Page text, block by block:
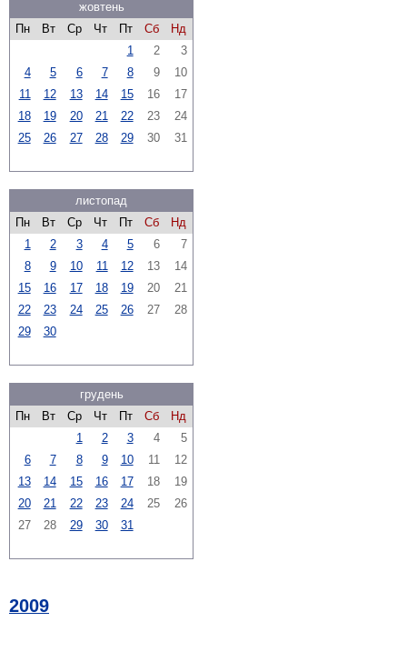
жовтень
Пн
Вт Ср Чт Пт Сб
Нд
1
2
3
4
5 6 7 8 9
10
11
12 13 14 15 16
17
18
19 20 21 22 23
24
25
26 27 28 29 30 31
листопад
Пн
Вт Ср Чт Пт Сб
Нд
1
2 3 4 5 6
7
8
9 10 11 12 13
14
15
16 17 18 19 20
21
22
23 24 25 26 27
28
29
30
грудень
Пн
Вт Ср Чт Пт Сб
Нд
1
2 3 4
5
6
7 8 9 10 11
12
13
14 15 16 17 18
19
20
21 22 23 24 25
26
27
28 29 30 31
2009